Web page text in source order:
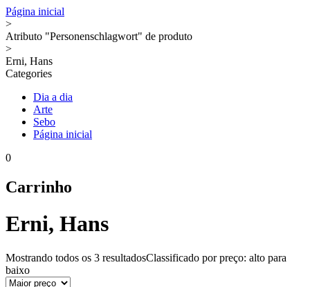
Página inicial
>
Atributo "Personenschlagwort" de produto
>
Erni, Hans
Categories
Dia a dia
Arte
Sebo
Página inicial
0
Carrinho
Erni, Hans
Mostrando todos os 3 resultadosClassificado por preço: alto para
baixo